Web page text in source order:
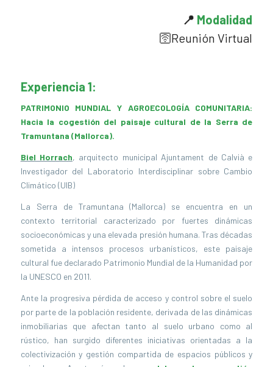
📍 Modalidad
🛜Reunión Virtual
Experiencia 1:
PATRIMONIO MUNDIAL Y AGROECOLOGÍA COMUNITARIA:
Hacia la cogestión del paisaje cultural de la Serra de
Tramuntana (Mallorca).
Biel Horrach, arquitecto municipal Ajuntament de Calvià e
Investigador del Laboratorio Interdisciplinar sobre Cambio
Climático (UIB)
La Serra de Tramuntana (Mallorca) se encuentra en un
contexto territorial caracterizado por fuertes dinámicas
socioeconómicas y una elevada presión humana. Tras décadas
sometida a intensos procesos urbanísticos, este paisaje
cultural fue declarado Patrimonio Mundial de la Humanidad por
la UNESCO en 2011.
Ante la progresiva pérdida de acceso y control sobre el suelo
por parte de la población residente, derivada de las dinámicas
inmobiliarias que afectan tanto al suelo urbano como al
rústico, han surgido diferentes iniciativas orientadas a la
colectivización y gestión compartida de espacios públicos y